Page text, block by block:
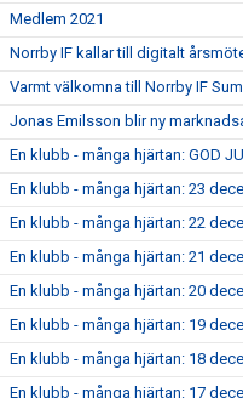
Medlem 2021
Norrby IF kallar till digitalt
Varmt välkomna till Norrby IF
Jonas Emilsson blir ny
En klubb - många hjärtan: GOD
En klubb - många hjärtan: 23
En klubb - många hjärtan: 22
En klubb - många hjärtan: 21
En klubb - många hjärtan: 20
En klubb - många hjärtan: 19
En klubb - många hjärtan: 18
En klubb - många hjärtan: 17